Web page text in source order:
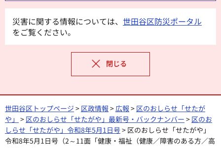
災害に関する情報については、 世田谷区防災ポータル
をご覧ください。
閉じる
世田谷区トップページ > 区政情報 >広報 > 区のおしらせ「せたが
や」 > 区のおしらせ「せたがや」最新号・バックナンバー > 区のお
しらせ「せたがや」令和8年5月1日号> 区のおしらせ「せたがや」
令和8年5月1日号（2～11面「健康・福祉（健康／障害のある方／高